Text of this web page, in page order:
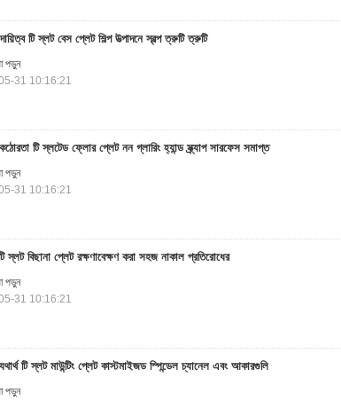
টি স্লট বেস প্লেট শিল্প উত্পাদনে স্বল্প ত্রুটি ত্রুটি
পড়ুন
31 10:16:21
টি স্লটেড ফ্লোর প্লেট নন গ্লারিং হ্যান্ড স্ক্র্যাপ সারফেস সমাপ্ত
পড়ুন
31 10:16:21
স্লট বিছানা প্লেট রক্ষণাবেক্ষণ করা সহজ নাকাল প্রতিরোধের
পড়ুন
31 10:16:21
টি স্লট মাউন্টিং প্লেট কাস্টমাইজড স্পিন্ডেল চ্যানেল এবং আকারগুলি
পড়ুন